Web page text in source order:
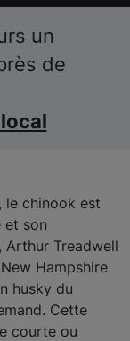
un
de
, le chinook est
et son
Arthur Treadwell
Hampshire
husky du
Cette
courte ou